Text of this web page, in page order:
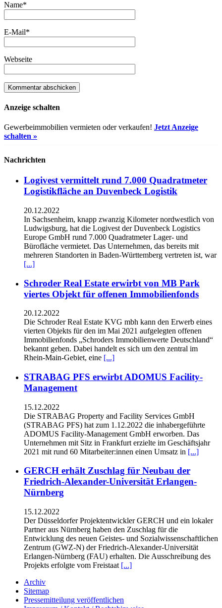
Name*
E-Mail*
Webseite
Anzeige schalten
Gewerbeimmobilien vermieten oder verkaufen! Jetzt Anzeige
schalten »
Nachrichten
Logivest vermittelt rund 7.000 Quadratmeter
Logistikfläche an Duvenbeck Logistik
20.12.2022
In Sachsenheim, knapp zwanzig Kilometer nordwestlich von
Ludwigsburg, hat die Logivest der Duvenbeck Logistics
Europe GmbH rund 7.000 Quadratmeter Lager- und
Bürofläche vermietet. Das Unternehmen, das bereits mit
mehreren Standorten in Baden-Württemberg vertreten ist, war
[...]
Schroder Real Estate erwirbt von MB Park
viertes Objekt für offenen Immobilienfonds
20.12.2022
Die Schroder Real Estate KVG mbh kann den Erwerb eines
vierten Objekts für den im Mai 2021 aufgelegten offenen
Immobilienfonds „Schroders Immobilienwerte Deutschland“
bekannt geben. Dabei handelt es sich um den zentral im
Rhein-Main-Gebiet, eine [...]
STRABAG PFS erwirbt ADOMUS Facility-
Management
15.12.2022
Die STRABAG Property and Facility Services GmbH
(STRABAG PFS) hat zum 1.12.2022 die inhabergeführte
ADOMUS Facility-Management GmbH erworben. Das
Unternehmen mit Sitz in Frankfurt erzielte im Geschäftsjahr
2021 mit rund 60 Mitarbeiter:innen einen Umsatz in [...]
GERCH erhält Zuschlag für Neubau der
Friedrich-Alexander-Universität Erlangen-
Nürnberg
15.12.2022
Der Düsseldorfer Projektentwickler GERCH und ein lokaler
Partner aus Nürnberg haben den Zuschlag für die
Entwicklung des neuen Geistes- und Sozialwissenschaftlichen
Zentrum (GWZ-N) der Friedrich-Alexander-Universität
Erlangen-Nürnberg (FAU) erhalten. Die Ausschreibung des
Projekts erfolgte vom Freistaat [...]
Archiv
Sitemap
Pressemitteilung veröffentlichen